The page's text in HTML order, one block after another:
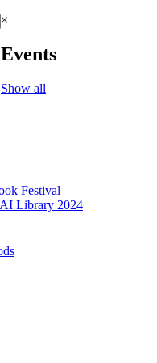
×
Events
Show all
Festival
Library 2024